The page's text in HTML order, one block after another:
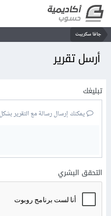
جافا سكريبت
أرسل تقرير
تبليغك
يمكنك إرسال رسالة مع التقرير
التحقق البشري